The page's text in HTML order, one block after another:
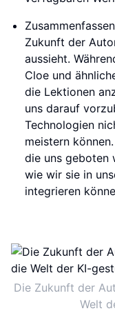
Zukunft der
aussieht.
Cloe und
die Lektionen
uns darauf
Technologien
meistern
die uns geboten
wie wir sie in
integrieren
Die Zukunft der
Welt